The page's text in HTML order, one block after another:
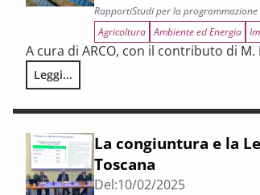
RapportiStudi per la
Agricoltura Ambiente ed Energia
A cura di ARCO, con il contributo di
Leggi...
Mappatura degli impianti fotovoltaici e
La congiuntura e la
Toscana
Del:10/02/2025